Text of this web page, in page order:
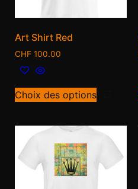
Art Shirt Red
CHF 100.00
Choix des options